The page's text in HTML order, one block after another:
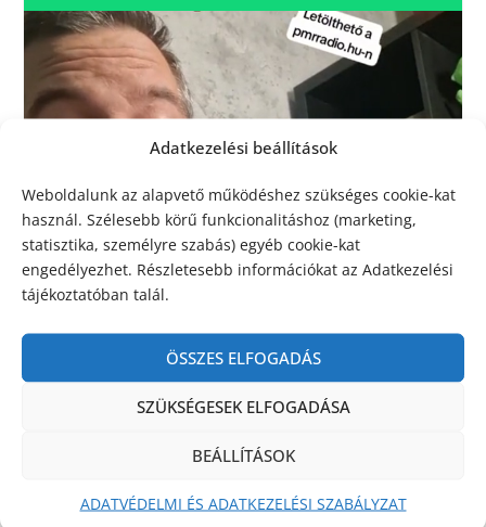
Adatkezelési beállítások
Weboldalunk az alapvető működéshez szükséges cookie-kat
használ. Szélesebb körű funkcionalitáshoz (marketing,
statisztika, személyre szabás) egyéb cookie-kat
engedélyezhet. Részletesebb információkat az Adatkezelési
tájékoztatóban talál.
ÖSSZES ELFOGADÁS
SZÜKSÉGESEK ELFOGADÁSA
BEÁLLÍTÁSOK
ADATVÉDELMI ÉS ADATKEZELÉSI SZABÁLYZAT